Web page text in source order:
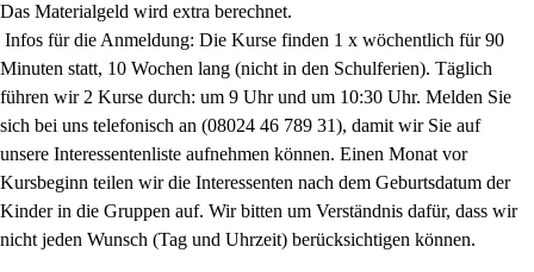
Das Materialgeld wird extra berechnet.
Infos für die Anmeldung: Die Kurse finden 1 x wöchentlich für 90
Minuten statt, 10 Wochen lang (nicht in den Schulferien). Täglich
führen wir 2 Kurse durch: um 9 Uhr und um 10:30 Uhr. Melden Sie
sich bei uns telefonisch an (08024 46 789 31), damit wir Sie auf
unsere Interessentenliste aufnehmen können. Einen Monat vor
Kursbeginn teilen wir die Interessenten nach dem Geburtsdatum der
Kinder in die Gruppen auf. Wir bitten um Verständnis dafür, dass wir
nicht jeden Wunsch (Tag und Uhrzeit) berücksichtigen können.